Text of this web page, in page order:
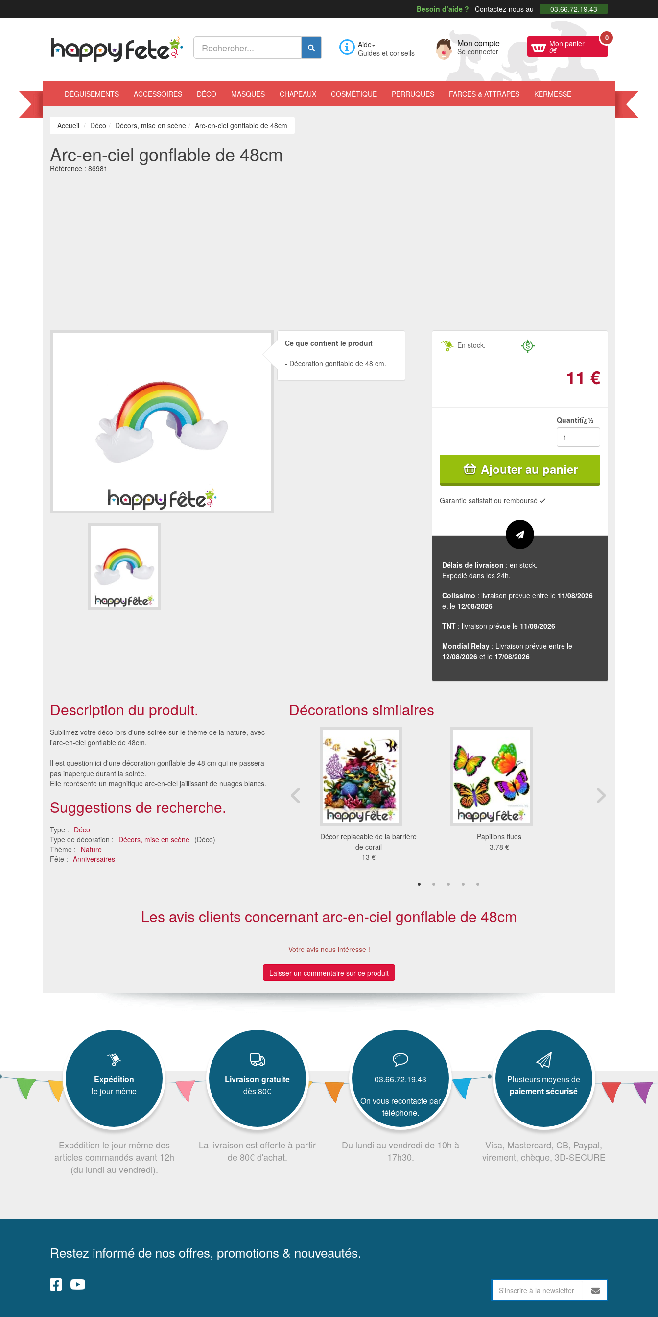
Besoin d’aide ? Contactez-nous au 03.66.72.19.43
Aide
Guides et conseils
Mon compte
Se connecter
Mon panier
0€
0
DÉGUISEMENTS ACCESSOIRES DÉCO MASQUES CHAPEAUX COSMÉTIQUE PERRUQUES FARCES & ATTRAPES KERMESSE
Accueil Déco Décors, mise en scène Arc-en-ciel gonflable de 48cm
Arc-en-ciel gonflable de 48cm
Référence : 86981
Ce que contient le produit
Décoration gonflable de 48 cm.
En stock.
11 €
Quantitï¿½
Ajouter au panier
Garantie satisfait ou remboursé
Délais de livraison : en stock.
Expédié dans les 24h.
Colissimo : livraison prévue entre le 11/08/2026
et le 12/08/2026
TNT : livraison prévue le 11/08/2026
Mondial Relay : Livraison prévue entre le
12/08/2026 et le 17/08/2026
Description du produit.
Sublimez votre déco lors d'une soirée sur le thème de la nature, avec
l'arc-en-ciel gonflable de 48cm.
Il est question ici d'une décoration gonflable de 48 cm qui ne passera
pas inaperçue durant la soirée.
Elle représente un magnifique arc-en-ciel jaillissant de nuages blancs.
Suggestions de recherche.
Type : Déco
Type de décoration : Décors, mise en scène (Déco)
Thème : Nature
Fête : Anniversaires
Décorations similaires
Set de 13 décors fôret tropicale
16 €
Lot de 8 poissons, crabes et
Décor replacable de la barrière
de corail
13 €
Papillons fluos
3.78 €
Les avis clients concernant arc-en-ciel gonflable de 48cm
Votre avis nous intéresse !
Laisser un commentaire sur ce produit
Expédition
le jour même
Expédition le jour même des
articles commandés avant 12h
(du lundi au vendredi).
Livraison gratuite
dès 80€
La livraison est offerte à partir
de 80€ d'achat.
03.66.72.19.43
On vous recontacte par
téléphone.
Du lundi au vendredi de 10h à
17h30.
Plusieurs moyens de
paiement sécurisé
Visa, Mastercard, CB, Paypal,
virement, chèque, 3D-SECURE
Restez informé de nos offres, promotions & nouveautés.